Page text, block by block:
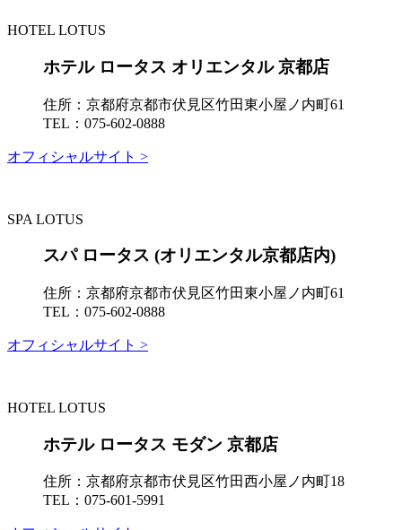
HOTEL LOTUS
ホテル ロータス オリエンタル 京都店
住所： 京都府京都市伏見区竹田東小屋ノ内町61
TEL： 075-602-0888
オフィシャルサイト >
SPA LOTUS
スパ ロータス (オリエンタル京都店内)
住所： 京都府京都市伏見区竹田東小屋ノ内町61
TEL： 075-602-0888
オフィシャルサイト >
HOTEL LOTUS
ホテル ロータス モダン 京都店
住所： 京都府京都市伏見区竹田西小屋ノ内町18
TEL： 075-601-5991